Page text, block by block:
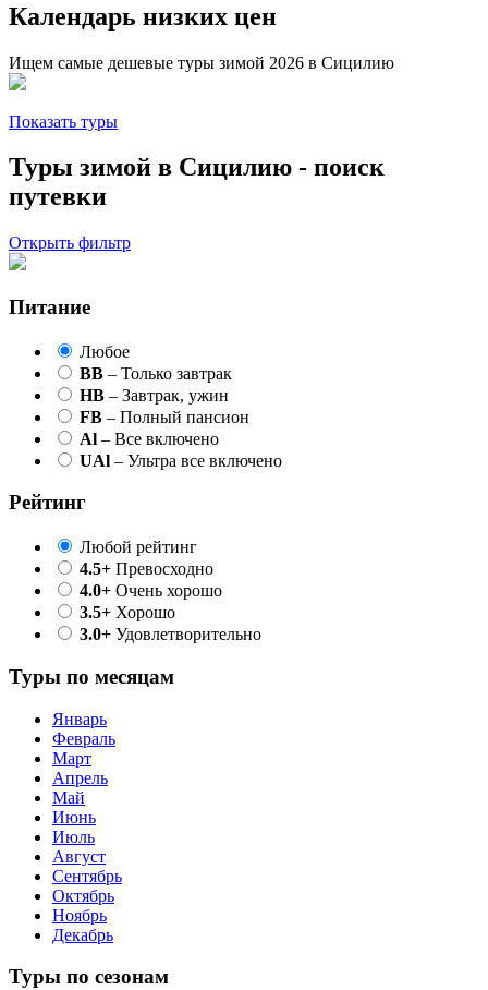
Календарь низких цен
Ищем самые дешевые туры зимой 2026 в Сицилию
Показать туры
Туры зимой в Сицилию - поиск
путевки
Открыть фильтр
Питание
Любое
BB – Только завтрак
HB – Завтрак, ужин
FB – Полный пансион
Al – Все включено
UAl – Ультра все включено
Рейтинг
Любой рейтинг
4.5+ Превосходно
4.0+ Очень хорошо
3.5+ Хорошо
3.0+ Удовлетворительно
Туры по месяцам
Январь
Февраль
Март
Апрель
Май
Июнь
Июль
Август
Сентябрь
Октябрь
Ноябрь
Декабрь
Туры по сезонам